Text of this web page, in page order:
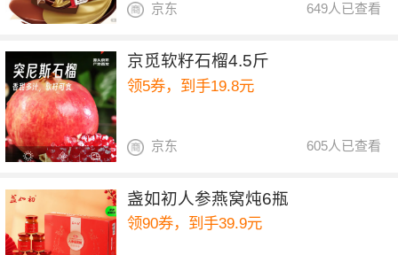
649人已查看
京东
京觅软籽石榴4.5斤
领5券，到手19.8元
605人已查看
京东
盏如初人参燕窝炖6瓶
领90券，到手39.9元